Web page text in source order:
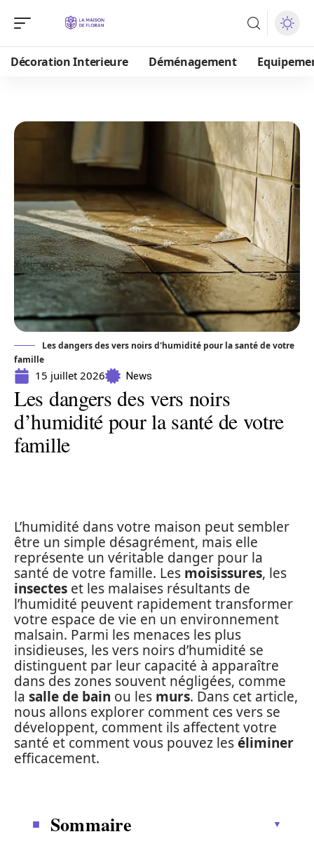
Décoration Interieure Déménagement
Les dangers des vers noirs d'humidité pour la santé de votre
famille
15 juillet 2026 News
Les dangers des vers noirs
d’humidité pour la santé de votre
famille
L’humidité dans votre maison peut sembler
être un simple désagrément, mais elle
représente un véritable danger pour la
santé de votre famille. Les moisissures, les
insectes et les malaises résultants de
l’humidité peuvent rapidement transformer
votre espace de vie en un environnement
malsain. Parmi les menaces les plus
insidieuses, les vers noirs d’humidité se
distinguent par leur capacité à apparaître
dans des zones souvent négligées, comme
la salle de bain ou les murs. Dans cet article,
nous allons explorer comment ces vers se
développent, comment ils affectent votre
santé et comment vous pouvez leséliminer
efficacement.
Sommaire